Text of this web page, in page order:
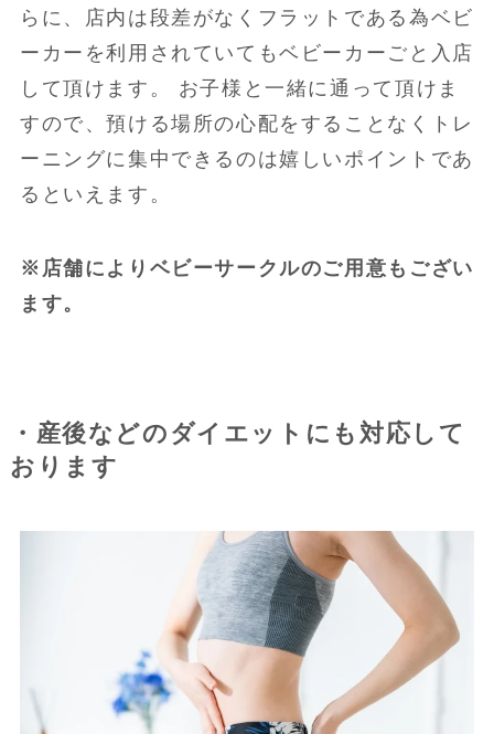
らに、店内は段差がなくフラットである為ベビ
ーカーを利用されていてもベビーカーごと入店
して頂けます。 お子様と一緒に通って頂けま
すので、預ける場所の心配をすることなくトレ
ーニングに集中できるのは嬉しいポイントであ
るといえます。
※店舗によりベビーサークルのご用意もござい
ます。
・産後などのダイエットにも対応して
おります